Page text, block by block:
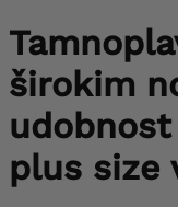
Tamnoplave hlače s dugim,
širokim
plus size